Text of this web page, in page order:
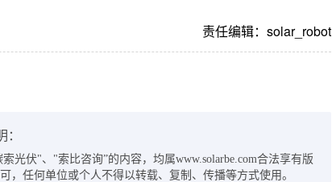
责任编辑：solar_robot
光伏"、"索比咨询”的内容，均属www.solarbe.com合法享有版
，任何单位或个人不得以转载、复制、传播等方式使用。